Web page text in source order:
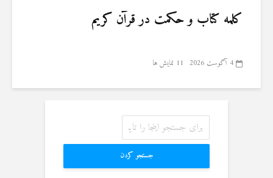
کلمه کتاب و حکمت در قرآن کریم
4 آگوست 2026 11 نمایش ها
جستجو کردن